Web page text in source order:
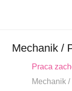
Mechanik /
Praca
Mechanik